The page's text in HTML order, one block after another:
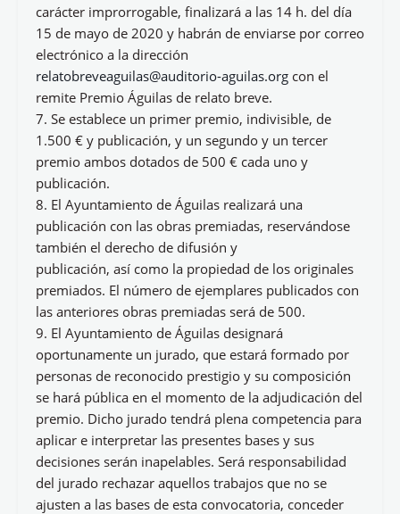
carácter improrrogable, finalizará a las 14 h. del día
15 de mayo de 2020 y habrán de enviarse por correo
electrónico a la dirección
relatobreveaguilas@auditorio-aguilas.org con el
remite Premio Águilas de relato breve.
7. Se establece un primer premio, indivisible, de
1.500 € y publicación, y un segundo y un tercer
premio ambos dotados de 500 € cada uno y
publicación.
8. El Ayuntamiento de Águilas realizará una
publicación con las obras premiadas, reservándose
también el derecho de difusión y
publicación, así como la propiedad de los originales
premiados. El número de ejemplares publicados con
las anteriores obras premiadas será de 500.
9. El Ayuntamiento de Águilas designará
oportunamente un jurado, que estará formado por
personas de reconocido prestigio y su composición
se hará pública en el momento de la adjudicación del
premio. Dicho jurado tendrá plena competencia para
aplicar e interpretar las presentes bases y sus
decisiones serán inapelables. Será responsabilidad
del jurado rechazar aquellos trabajos que no se
ajusten a las bases de esta convocatoria, conceder